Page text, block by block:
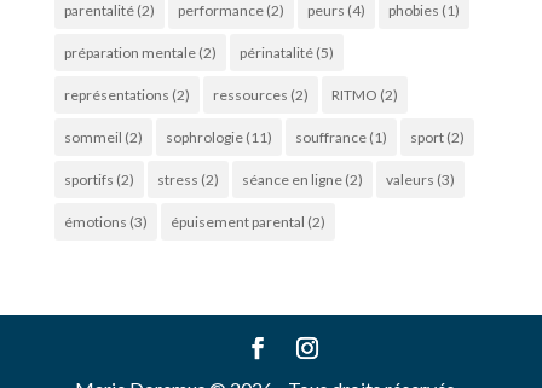
parentalité(2) performance(2) peurs (4) phobies (1)
préparation mentale(2) périnatalité(5)
représentations (2) ressources (2) RITMO (2)
sommeil (2) sophrologie(11) souffrance(1) sport(2)
sportifs (2) stress (2) séance en ligne(2) valeurs (3)
émotions (3) épuisement parental (2)